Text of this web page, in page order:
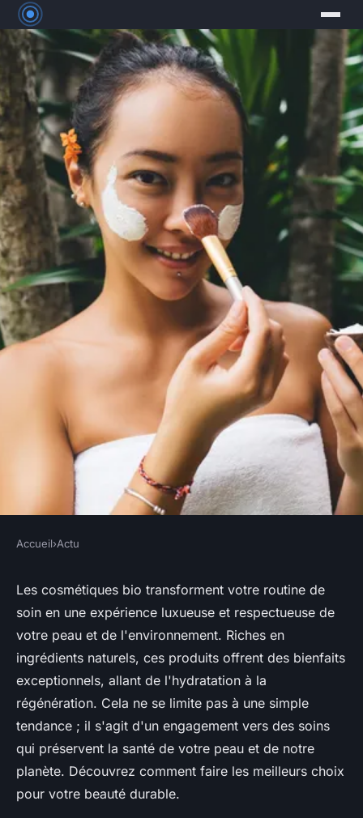
Cosmétiques bio : offrez à
votre peau des soins
d'exception
Héloïse•10 mai 2025•3 min de lecture
Accueil›Actu
Les cosmétiques bio transforment votre routine de
soin en une expérience luxueuse et respectueuse de
votre peau et de l'environnement. Riches en
ingrédients naturels, ces produits offrent des bienfaits
exceptionnels, allant de l'hydratation à la
régénération. Cela ne se limite pas à une simple
tendance ; il s'agit d'un engagement vers des soins
qui préservent la santé de votre peau et de notre
planète. Découvrez comment faire les meilleurs choix
pour votre beauté durable.